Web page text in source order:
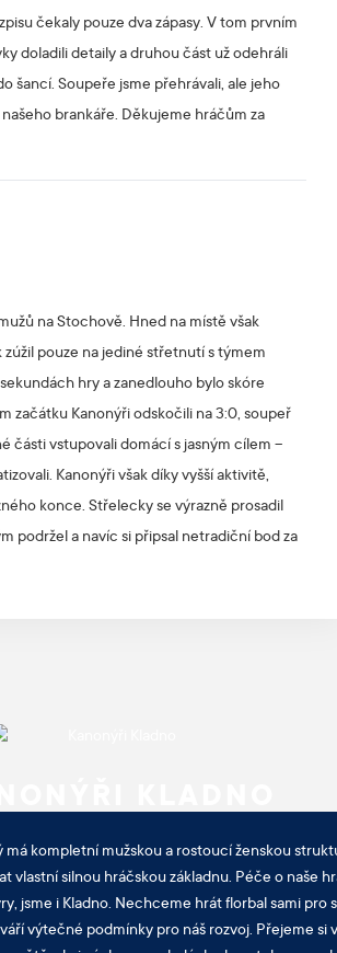
čekaly pouze dva zápasy. V tom prvním
doladili detaily a druhou část už odehráli
šancí. Soupeře jsme přehrávali, ale jeho
brankáře. Děkujeme hráčům za
na Stochově. Hned na místě však
pouze na jediné střetnutí s týmem
hry a zanedlouho bylo skóre
začátku Kanonýři odskočili na 3:0, soupeř
části vstupovali domácí s jasným cílem –
Kanonýři však díky vyšší aktivitě,
konce. Střelecky se výrazně prosadil
podržel a navíc si připsal netradiční bod za
kompletní mužskou a rostoucí ženskou
vlastní silnou hráčskou základnu. Péče o naše
jsme i Kladno. Nechceme hrát florbal sami pro
výtečné podmínky pro náš rozvoj. Přejeme si